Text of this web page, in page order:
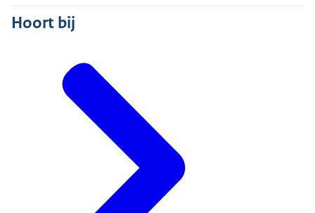
Hoort bij